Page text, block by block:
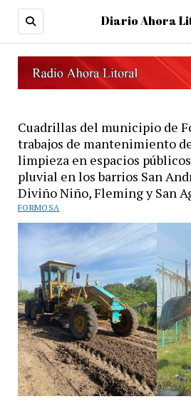
Diario Ahora
Cuadrillas del municipio de
trabajos de mantenimiento
limpieza en espacios
pluvial en los barrios San
Diviño Niño, Fleming y San
FORMOSA